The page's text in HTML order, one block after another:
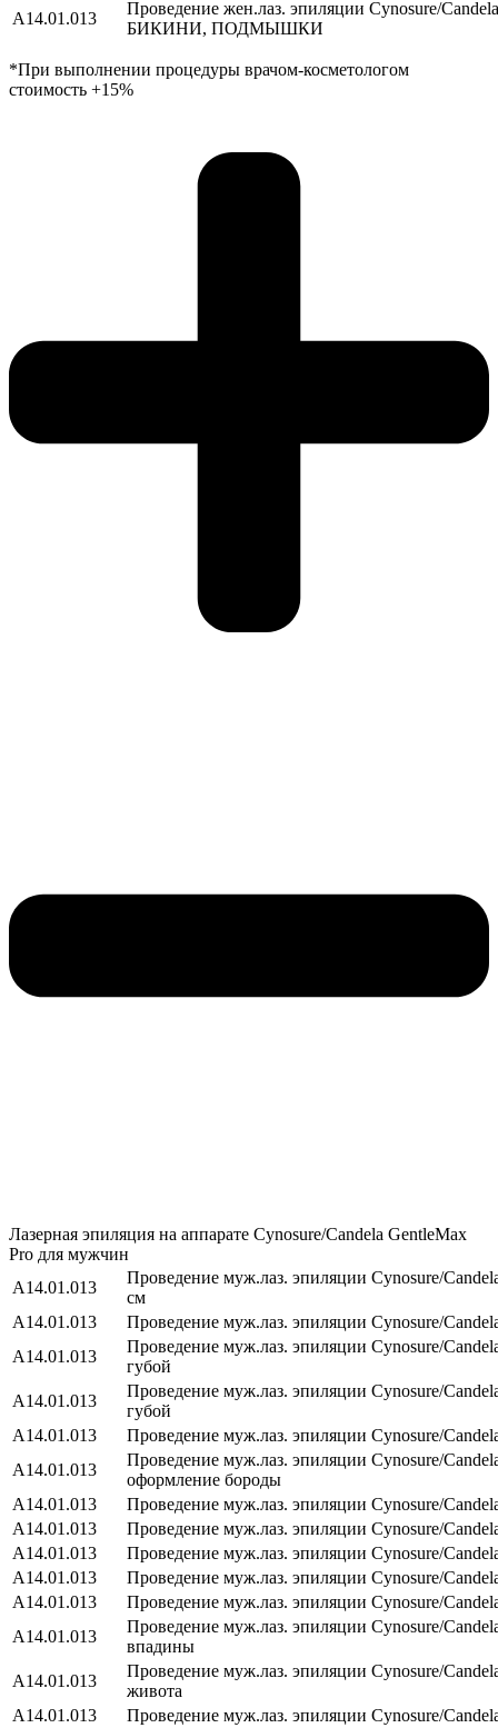
А14.01.013
Проведение жен.лаз. эпиляции Cynosure/
БИКИНИ, ПОДМЫШКИ
*При выполнении процедуры врачом-косметологом
стоимость +15%
Лазерная эпиляция на аппарате Cynosure/Candela GentleMax
Pro для мужчин
А14.01.013
Проведение муж.лаз. эпиляции Cynosure/
см
А14.01.013
Проведение муж.лаз. эпиляции Cynosure/
А14.01.013
Проведение муж.лаз. эпиляции Cynosure/
губой
А14.01.013
Проведение муж.лаз. эпиляции Cynosure/
губой
А14.01.013
Проведение муж.лаз. эпиляции Cynosure/
А14.01.013
Проведение муж.лаз. эпиляции Cynosure/
оформление бороды
А14.01.013
Проведение муж.лаз. эпиляции Cynosure/
А14.01.013
Проведение муж.лаз. эпиляции Cynosure/
А14.01.013
Проведение муж.лаз. эпиляции Cynosure/
А14.01.013
Проведение муж.лаз. эпиляции Cynosure/
А14.01.013
Проведение муж.лаз. эпиляции Cynosure/
А14.01.013
Проведение муж.лаз. эпиляции Cynosure/
впадины
А14.01.013
Проведение муж.лаз. эпиляции Cynosure/
живота
А14.01.013
Проведение муж.лаз. эпиляции Cynosure/